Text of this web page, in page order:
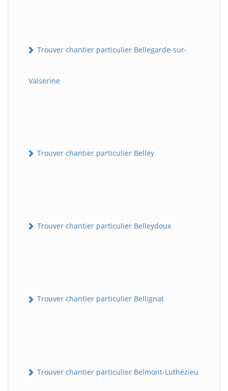
Trouver chantier particulier Bellegarde-sur-
Valserine
Trouver chantier particulier Belley
Trouver chantier particulier Belleydoux
Trouver chantier particulier Bellignat
Trouver chantier particulier Belmont-Luthézieu